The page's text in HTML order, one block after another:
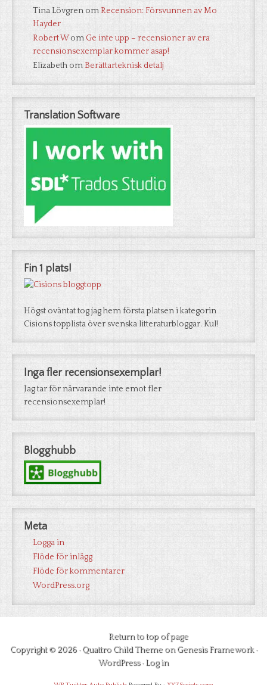
Tina LövgrenomRecension: Försvunnen av Mo
Hayder
Robert Wom Ge inte upp – recensioner av era
recensionsexemplar kommer asap!
Elizabeth omBerättarteknisk detalj
Translation Software
Fin 1 plats!
Högst oväntat tog jag hem första platsen i kategorin
Cisions topplista över svenska litteraturbloggar. Kul!
Inga fler recensionsexemplar!
Jag tar för närvarande inte emot fler
recensionsexemplar!
Blogghubb
Meta
Logga in
Flöde för inlägg
Flöde för kommentarer
WordPress.org
Return to top of page
Copyright © 2026 ·Quattro Child ThemeonGenesis Framework·
WordPress·Log in